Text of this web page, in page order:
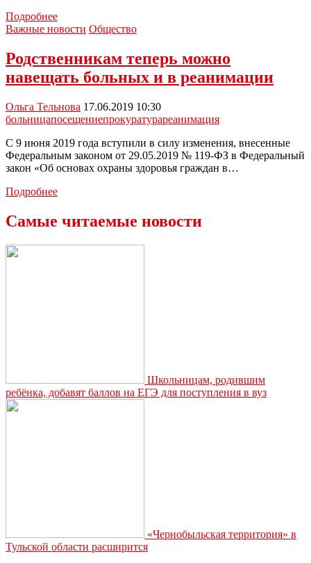
ПодробнееВ
Тульской
реанимировали
женщину
клинической
смерти
по
дороге
в
больницу
Важные новости Общество
Родственникам теперь можно
навещать больных и в реанимации
Ольга Тельнова 17.06.2019 10:30
больницапосещениепрокуратурареанимация
С 9 июня 2019 года вступили в силу изменения, внесенные
Федеральным законом от 29.05.2019 № 119-ФЗ в Федеральный
закон «Об основах охраны здоровья граждан в…
ПодробнееРодственникам
навещать
Самые читаемые новости
Школьницам, родившим
ребёнка, добавят баллов на ЕГЭ для поступления в вуз
«Чернобыльская территория» в
Тульской области расширится